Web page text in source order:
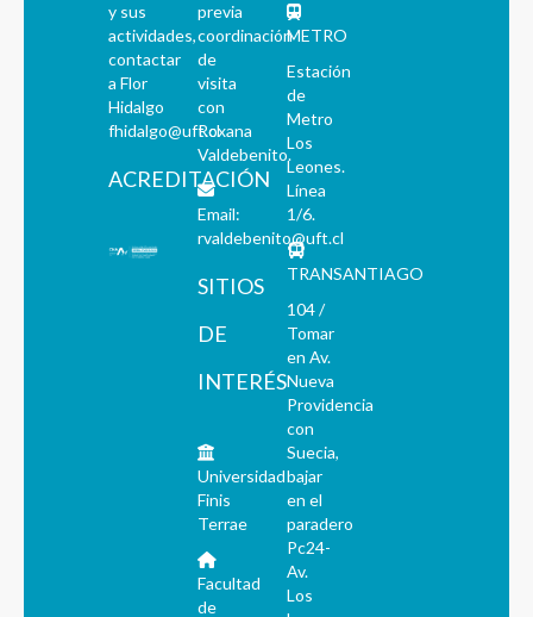
y sus
actividades,
contactar
a Flor
Hidalgo
fhidalgo@uft.cl
ACREDITACIÓN
previa
coordinación
de
visita
con
Roxana
Valdebenito.
Email:
rvaldebenito@uft.cl
SITIOS
DE
INTERÉS
Universidad
Finis
Terrae
Facultad
de
METRO
Estación
de
Metro
Los
Leones.
Línea
1/6.
TRANSANTIAGO
104 /
Tomar
en Av.
Nueva
Providencia
con
Suecia,
bajar
en el
paradero
Pc24-
Av.
Los